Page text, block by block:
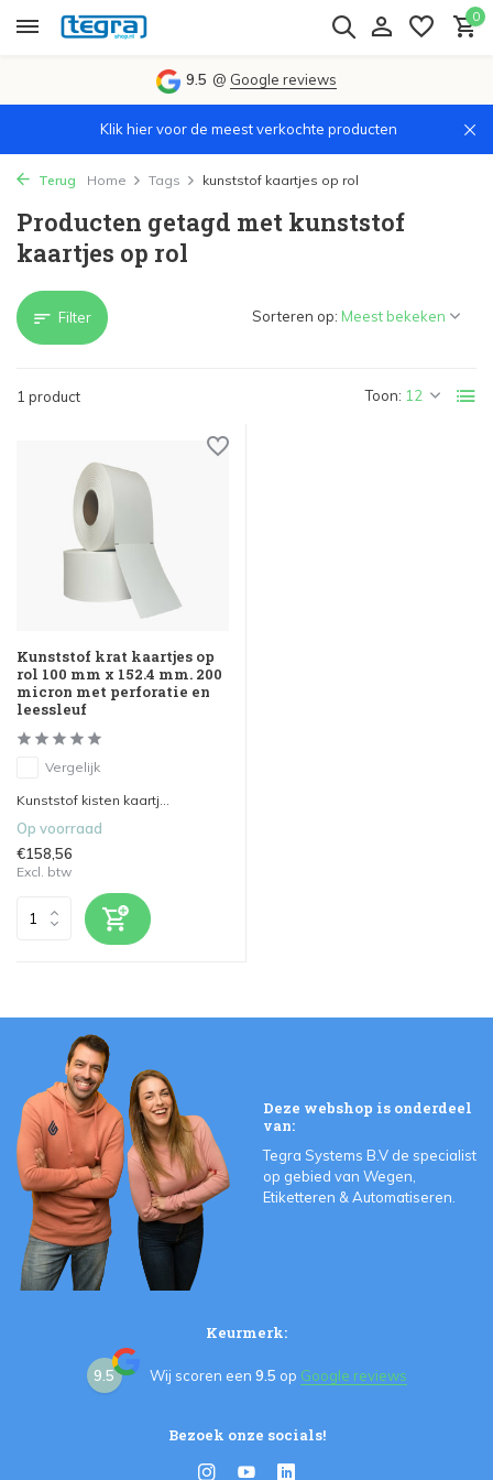
0
9.5 @ Google reviews
Klik hier voor de meest verkochte producten
Terug Home Tags kunststof kaartjes op rol
Producten getagd met kunststof
kaartjes op rol
Filter
1 product Toon:
Sorteren op:
Kunststof krat kaartjes op
rol 100 mm x 152.4 mm. 200
micron met perforatie en
leessleuf
Vergelijk
Kunststof kisten kaartj...
Op voorraad
€158,56
Excl. btw
Deze webshop is onderdeel
van:
Tegra Systems B.V de specialist
op gebied van Wegen,
Etiketteren & Automatiseren.
Keurmerk:
9.5 Wij scoren een 9.5 op Google reviews
Bezoek onze socials!